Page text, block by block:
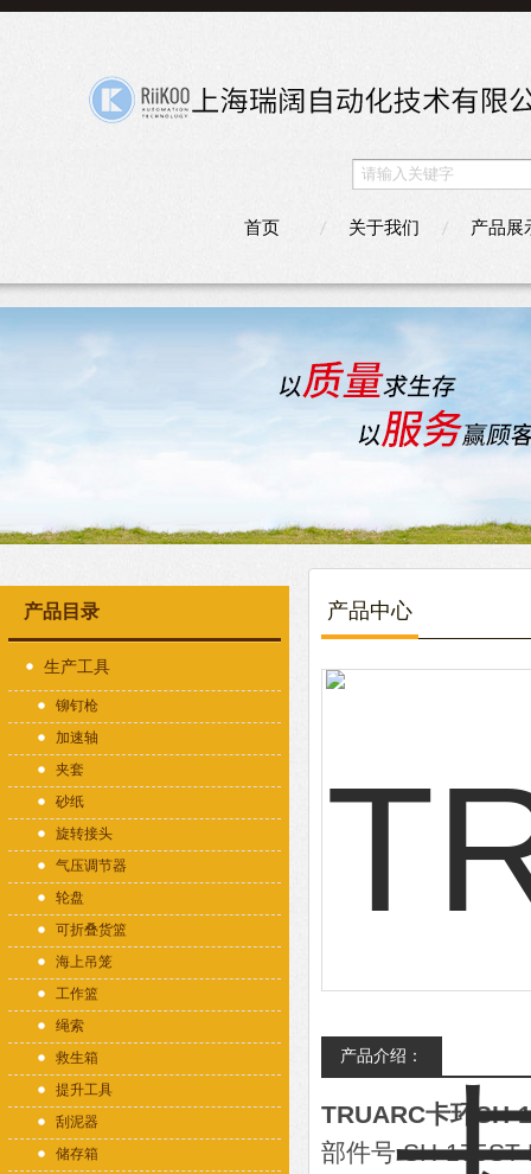
首页 关于我们 产品展
产品目录
生产工具
铆钉枪
加速轴
夹套
砂纸
旋转接头
气压调节器
轮盘
可折叠货篮
海上吊笼
工作篮
绳索
救生箱
提升工具
刮泥器
储存箱
产品中心
产品介绍：
TRUARC卡环SH-
部件号 SH-175ST